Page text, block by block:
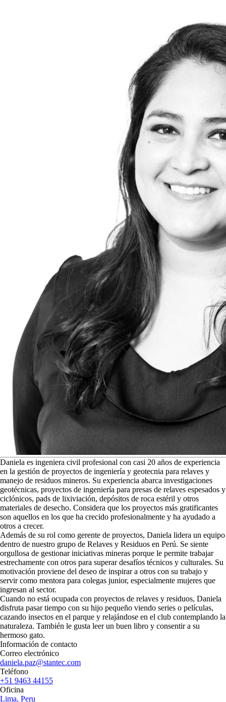
Daniela es ingeniera civil profesional con casi 20 años de experiencia
en la gestión de proyectos de ingeniería y geotecnia para relaves y
manejo de residuos mineros. Su experiencia abarca investigaciones
geotécnicas, proyectos de ingeniería para presas de relaves espesados y
ciclónicos, pads de lixiviación, depósitos de roca estéril y otros
materiales de desecho. Considera que los proyectos más gratificantes
son aquellos en los que ha crecido profesionalmente y ha ayudado a
otros a crecer.
Además de su rol como gerente de proyectos, Daniela lidera un equipo
dentro de nuestro grupo de Relaves y Residuos en Perú. Se siente
orgullosa de gestionar iniciativas mineras porque le permite trabajar
estrechamente con otros para superar desafíos técnicos y culturales. Su
motivación proviene del deseo de inspirar a otros con su trabajo y
servir como mentora para colegas junior, especialmente mujeres que
ingresan al sector.
Cuando no está ocupada con proyectos de relaves y residuos, Daniela
disfruta pasar tiempo con su hijo pequeño viendo series o películas,
cazando insectos en el parque y relajándose en el club contemplando la
naturaleza. También le gusta leer un buen libro y consentir a su
hermoso gato.
Información de contacto
Correo electrónico
daniela.paz@stantec.com
Teléfono
+51 9463 44155
Oficina
Lima, Peru